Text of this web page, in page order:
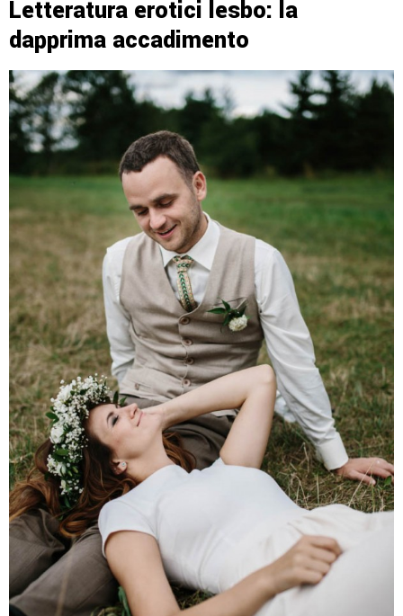
Letteratura erotici lesbo: la
dapprima accadimento